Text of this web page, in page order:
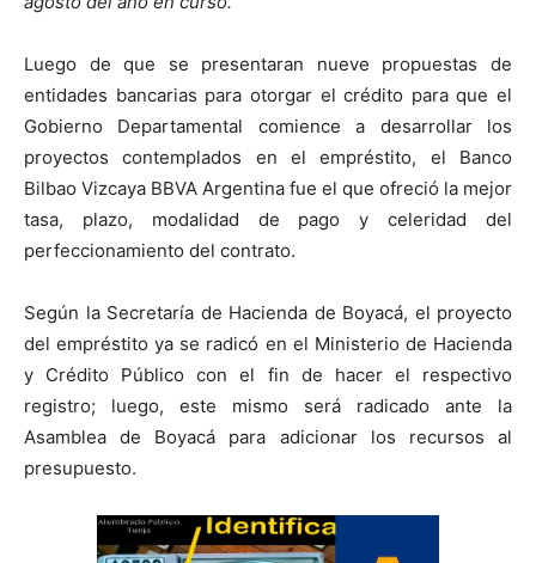
Luego de que se presentaran nueve propuestas de
entidades bancarias para otorgar el crédito para que el
Gobierno Departamental comience a desarrollar los
proyectos contemplados en el empréstito, el Banco
Bilbao Vizcaya BBVA Argentina fue el que ofreció la mejor
tasa, plazo, modalidad de pago y celeridad del
perfeccionamiento del contrato.
Según la Secretaría de Hacienda de Boyacá, el proyecto
del empréstito ya se radicó en el Ministerio de Hacienda
y Crédito Público con el fin de hacer el respectivo
registro; luego, este mismo será radicado ante la
Asamblea de Boyacá para adicionar los recursos al
presupuesto.